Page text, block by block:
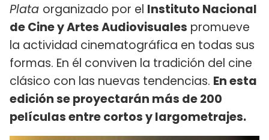
Plata organizado por el Instituto Nacional
de Cine y Artes Audiovisuales promueve
la actividad cinematográfica en todas sus
formas. En él conviven la tradición del cine
clásico con las nuevas tendencias. En esta
edición se proyectarán más de 200
películas entre cortos y largometrajes.